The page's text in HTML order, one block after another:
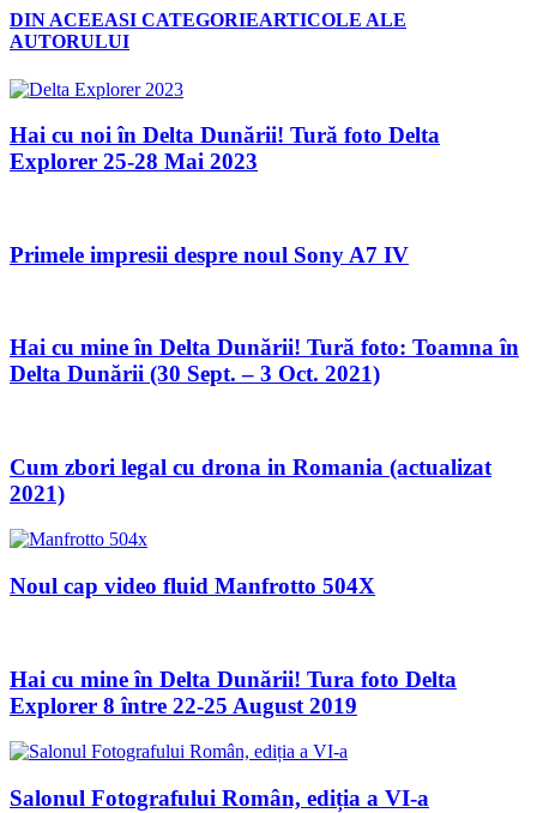
DIN ACEEASI CATEGORIEARTICOLE ALE
AUTORULUI
Hai cu noi în Delta Dunării! Tură foto Delta
Explorer 25-28 Mai 2023
Primele impresii despre noul Sony A7 IV
Hai cu mine în Delta Dunării! Tură foto: Toamna în
Delta Dunării (30 Sept. – 3 Oct. 2021)
Cum zbori legal cu drona in Romania (actualizat
2021)
Noul cap video fluid Manfrotto 504X
Hai cu mine în Delta Dunării! Tura foto Delta
Explorer 8 între 22-25 August 2019
Salonul Fotografului Român, ediția a VI-a